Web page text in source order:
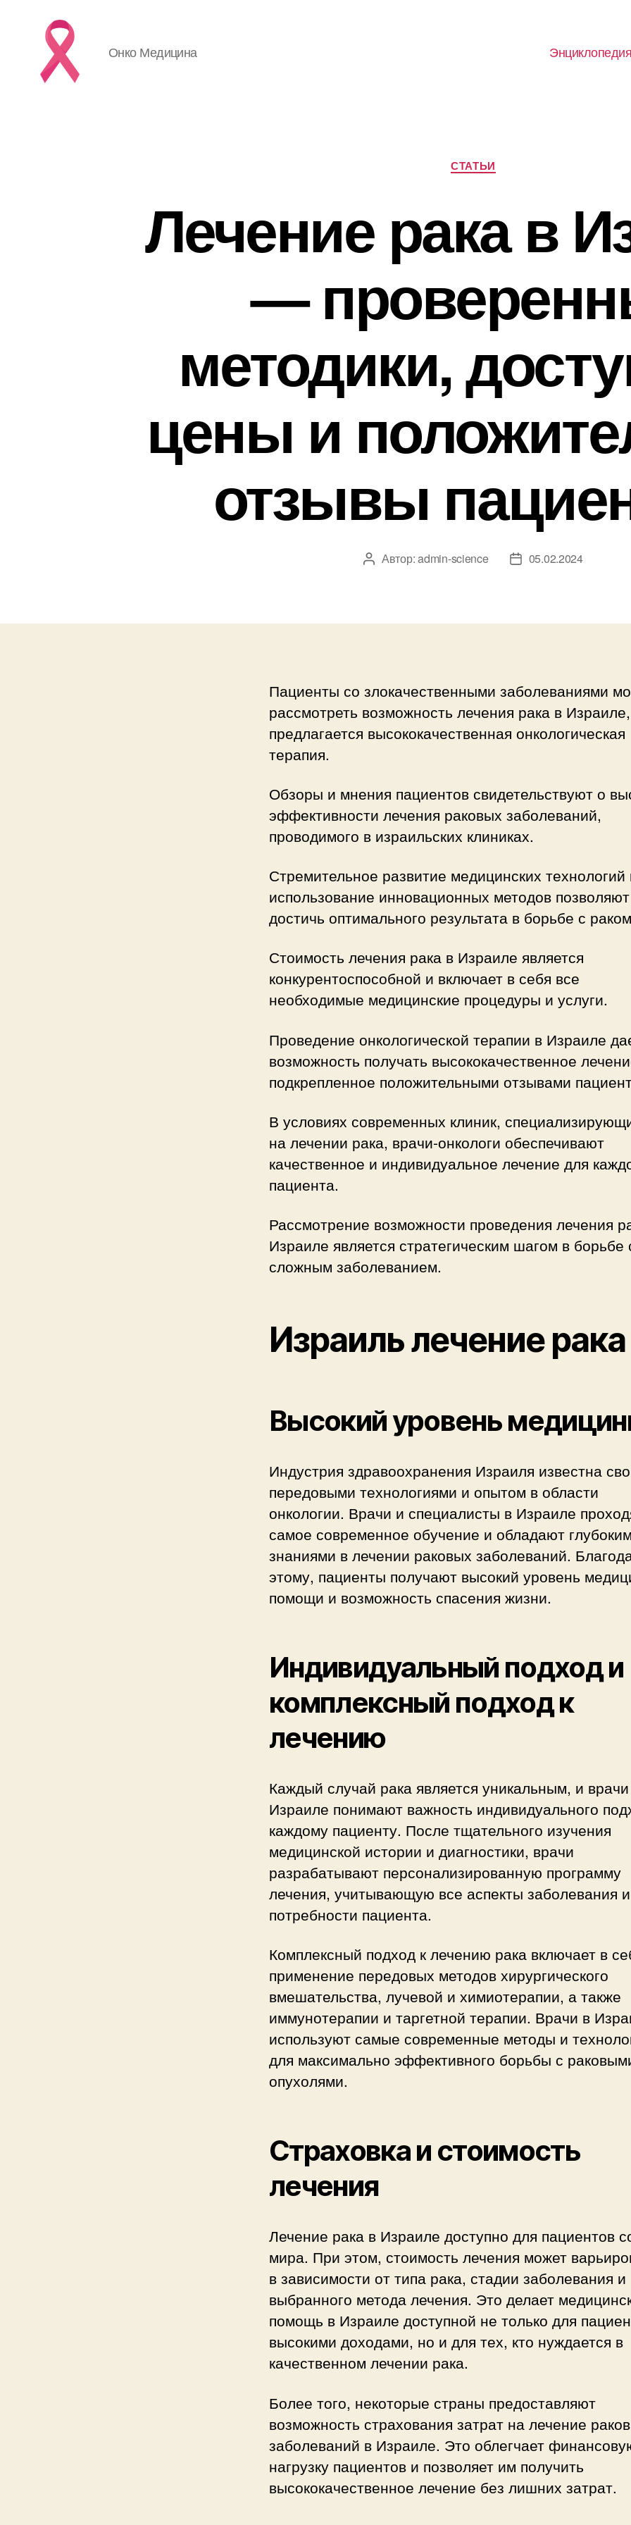
Онко Медицина Энциклопедия
Рубрики
СТАТЬИ
Лечение рака в
—
методики,
цены и
отзывы
Автор
Автор:admin-science
Дата05.02.2024
Пациенты со злокачественными заболеваниями
рассмотреть возможность лечения рака в
предлагается высококачественная онкологическая
терапия.
Обзоры и мнения пациентов свидетельствуют о
эффективности лечения раковых заболеваний,
проводимого в израильских клиниках.
Стремительное развитие медицинских технологий
использование инновационных методов позволяют
достичь оптимального результата в борьбе с
Стоимость лечения рака в Израиле является
конкурентоспособной и включает в себя все
необходимые медицинские процедуры и услуги.
Проведение онкологической терапии в Израиле
возможность получать высококачественное
подкрепленное положительными отзывами
В условиях современных клиник,
на лечении рака, врачи-онкологи обеспечивают
качественное и индивидуальное лечение для
пациента.
Рассмотрение возможности проведения лечения
Израиле является стратегическим шагом в борьбе
сложным заболеванием.
Израиль лечение рака
Высокий уровень
Индустрия здравоохранения Израиля известна
передовыми технологиями и опытом в области
онкологии. Врачи и специалисты в Израиле
самое современное обучение и обладают
знаниями в лечении раковых заболеваний.
этому, пациенты получают высокий уровень
помощи и возможность спасения жизни.
Индивидуальный подход и
комплексный подход к
лечению
Каждый случай рака является уникальным, и
Израиле понимают важность индивидуального
каждому пациенту. После тщательного изучения
медицинской истории и диагностики, врачи
разрабатывают персонализированную программу
лечения, учитывающую все аспекты заболевания и
потребности пациента.
Комплексный подход к лечению рака включает в
применение передовых методов хирургического
вмешательства, лучевой и химиотерапии, а также
иммунотерапии и таргетной терапии. Врачи в
используют самые современные методы и
для максимально эффективного борьбы с
опухолями.
Страховка и стоимость
лечения
Лечение рака в Израиле доступно для пациентов
мира. При этом, стоимость лечения может
в зависимости от типа рака, стадии заболевания и
выбранного метода лечения. Это делает
помощь в Израиле доступной не только для
высокими доходами, но и для тех, кто нуждается в
качественном лечении рака.
Более того, некоторые страны предоставляют
возможность страхования затрат на лечение
заболеваний в Израиле. Это облегчает
нагрузку пациентов и позволяет им получить
высококачественное лечение без лишних затрат.